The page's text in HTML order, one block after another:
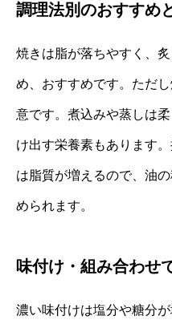
調理法別のおすすめ
焼きは脂が落ちやすく、
め、おすすめです。ただ
意です。煮込みや蒸しは
け出す栄養素もあります
は脂質が増えるので、油
められます。
味付け・組み合わせ
濃い味付けは塩分や糖分